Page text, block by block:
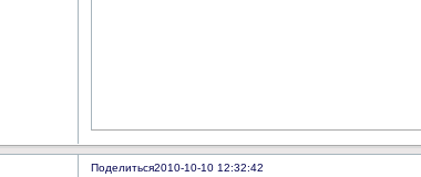
Поделиться2010-10-10 12:32:42